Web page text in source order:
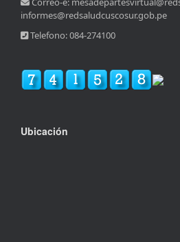
informes@redsaludcuscosur.gob.pe
Telefono: 084-274100
Ubicación